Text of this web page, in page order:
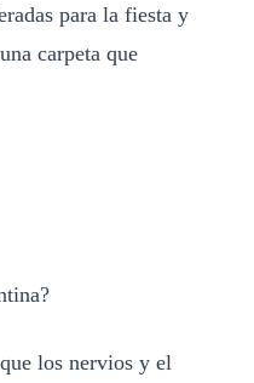
para la fiesta y
carpeta que
los nervios y el